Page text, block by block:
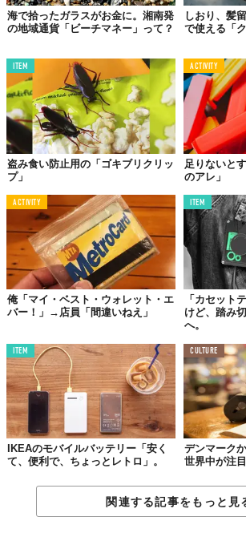
小林周平／イラストレーター・グラフィ
美術大学を卒業後、点々と。2015年よりフリーランスで活
（亀有の「JUN'S PIZZA」のブランディングとかやってま
クデザインの傍ら、TABI LABOでイラストレーターとして
今、僕らがリアルに使っているもの、使える
事は、毎日1本公開中です。
海で拾ったガラスがお金に。湘南発
の地域通貨「ビーチマネー」って？
しおり、髪
で使える「
ITEM
盗み食い防止用の「ゴキブリクリッ
プ」
ACTIVITY
足りないと
のアレ」
ACTIVITY
俺「マイ・ベスト・ウォレット・エ
バー！」→店員「間違いねえ」
ITEM
「カセット
けど、踏み
へ。
ITEM
IKEAのモバイルバッテリー「安く
て、便利で、ちょっとレトロ」。
CULTURE
デンマーク
世界中が注
関連する記事をもっと見